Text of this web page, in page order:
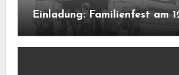
Einladung: Familienfest am